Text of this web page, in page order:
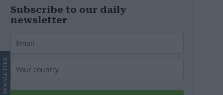
Subscribe to our daily
newsletter
NEWS
LETTER